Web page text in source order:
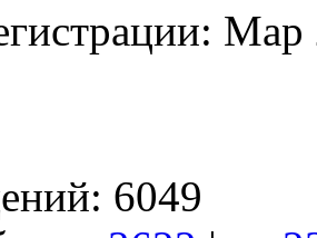
Мар
6049